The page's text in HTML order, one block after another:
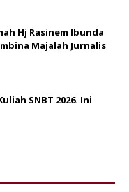
Hj Rasinem Ibunda
Majalah Jurnalis
SNBT 2026. Ini